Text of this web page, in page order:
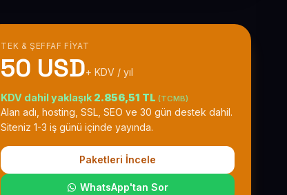
TEK & ŞEFFAF FIYAT
50 USD+ KDV / yıl
KDV dahil yaklaşık 2.856,51 TL (TCMB)
Alan adı, hosting, SSL, SEO ve 30 gün destek dahil.
Siteniz 1-3 iş günü içinde yayında.
Paketleri İncele
WhatsApp'tan Sor